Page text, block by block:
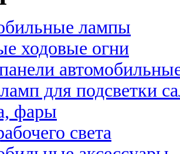
лампы
ходовые огни
для подсветки
фары
света